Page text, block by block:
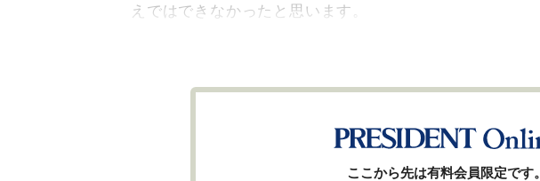
えではできなかったと思います。
ここから先は有料会員限定です。